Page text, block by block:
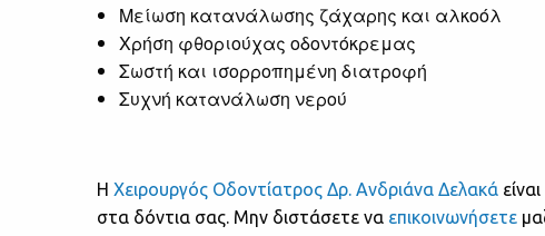
Μείωση κατανάλωσης ζάχαρης και αλκοόλ
Χρήση φθοριούχας οδοντόκρεμας
Σωστή και ισορροπημένη διατροφή
Συχνή κατανάλωση νερού
Η Χειρουργός Οδοντίατρος Δρ. Ανδριάνα Δελακά
στα δόντια σας. Μην διστάσετε να επικοινωνήσετε